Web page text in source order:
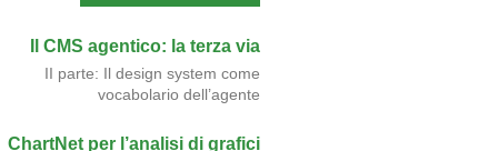
Il CMS agentico: la terza via
II parte: Il design system come
vocabolario dell’agente
ChartNet per l’analisi di grafici